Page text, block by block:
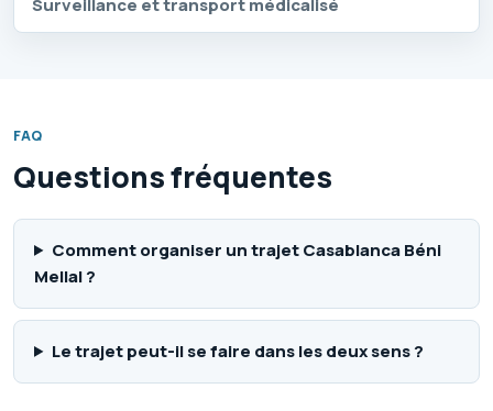
Surveillance et transport médicalisé
FAQ
Questions fréquentes
Comment organiser un trajet Casablanca Béni
Mellal ?
Le trajet peut-il se faire dans les deux sens ?